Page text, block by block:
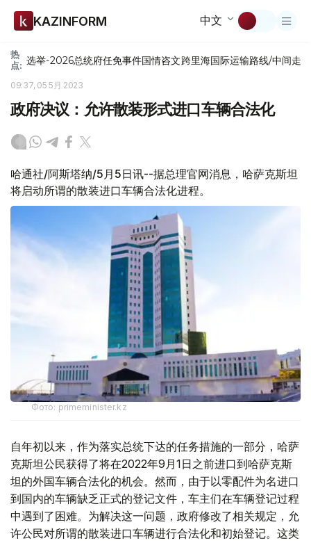
KAZINFORM 中文
热
点: 选举-2026总统府任免事件国情咨文跨里海国际运输路线/中间走廊
09:37, 05 5月 2023
政府决议：允许散装形式进口车辆合法化
哈通社/阿斯塔纳/5月5日讯--据总理官网消息，哈萨克斯坦
将启动所谓的散装进口车辆合法化进程。
Фото: primeminister.kz
自年初以来，作为落实总统下达的任务措施的一部分，哈萨
克斯坦公民获得了将在2022年9月1日之前进口到哈萨克斯
坦的外国车辆合法化的机会。然而，由于以零配件为名进口
到国内的车辆缺乏正式的登记文件，车主们在车辆登记过程
中遇到了困难。为解决这一问题，政府修改了相关规定，允
许公民对所谓的散装进口车辆进行合法化和初始登记。这类